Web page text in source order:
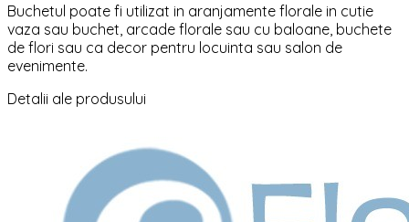
Buchetul poate fi utilizat in aranjamente florale in cutie
vaza sau buchet, arcade florale sau cu baloane, buchete
de flori sau ca decor pentru locuinta sau salon de
evenimente.
Detalii ale produsului